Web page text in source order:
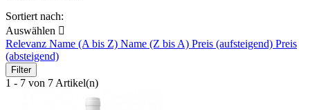
Sortiert nach:
Auswählen 
Relevanz Name (A bis Z) Name (Z bis A) Preis (aufsteigend) Preis
(absteigend)
Filter
1 - 7 von 7 Artikel(n)